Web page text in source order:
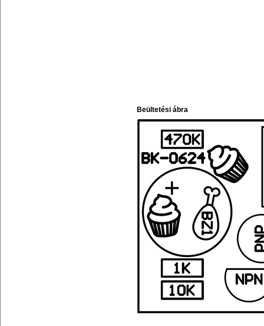
Beültetési ábra